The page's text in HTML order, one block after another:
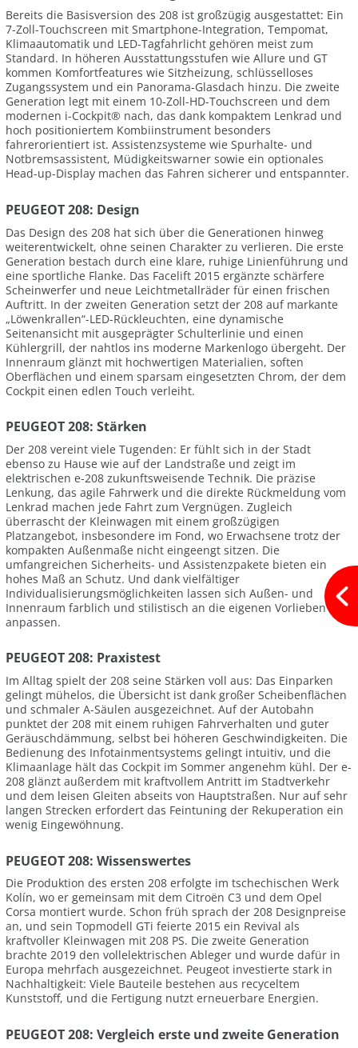
Bereits die Basisversion des 208 ist großzügig ausgestattet: Ein
7-Zoll-Touchscreen mit Smartphone-Integration, Tempomat,
Klimaautomatik und LED-Tagfahrlicht gehören meist zum
Standard. In höheren Ausstattungsstufen wie Allure und GT
kommen Komfortfeatures wie Sitzheizung, schlüsselloses
Zugangssystem und ein Panorama-Glasdach hinzu. Die zweite
Generation legt mit einem 10-Zoll-HD-Touchscreen und dem
modernen i-Cockpit® nach, das dank kompaktem Lenkrad und
hoch positioniertem Kombiinstrument besonders
fahrerorientiert ist. Assistenzsysteme wie Spurhalte- und
Notbremsassistent, Müdigkeitswarner sowie ein optionales
Head-up-Display machen das Fahren sicherer und entspannter.
PEUGEOT 208: Design
Das Design des 208 hat sich über die Generationen hinweg
weiterentwickelt, ohne seinen Charakter zu verlieren. Die erste
Generation bestach durch eine klare, ruhige Linienführung und
eine sportliche Flanke. Das Facelift 2015 ergänzte schärfere
Scheinwerfer und neue Leichtmetallräder für einen frischen
Auftritt. In der zweiten Generation setzt der 208 auf markante
„Löwenkrallen“-LED-Rückleuchten, eine dynamische
Seitenansicht mit ausgeprägter Schulterlinie und einen
Kühlergrill, der nahtlos ins moderne Markenlogo übergeht. Der
Innenraum glänzt mit hochwertigen Materialien, soften
Oberflächen und einem sparsam eingesetzten Chrom, der dem
Cockpit einen edlen Touch verleiht.
PEUGEOT 208: Stärken
Der 208 vereint viele Tugenden: Er fühlt sich in der Stadt
ebenso zu Hause wie auf der Landstraße und zeigt im
elektrischen e-208 zukunftsweisende Technik. Die präzise
Lenkung, das agile Fahrwerk und die direkte Rückmeldung vom
Lenkrad machen jede Fahrt zum Vergnügen. Zugleich
überrascht der Kleinwagen mit einem großzügigen
Platzangebot, insbesondere im Fond, wo Erwachsene trotz der
kompakten Außenmaße nicht eingeengt sitzen. Die
umfangreichen Sicherheits- und Assistenzpakete bieten ein
hohes Maß an Schutz. Und dank vielfältiger
Individualisierungsmöglichkeiten lassen sich Außen- und
Innenraum farblich und stilistisch an die eigenen Vorlieben
anpassen.
PEUGEOT 208: Praxistest
Im Alltag spielt der 208 seine Stärken voll aus: Das Einparken
gelingt mühelos, die Übersicht ist dank großer Scheibenflächen
und schmaler A-Säulen ausgezeichnet. Auf der Autobahn
punktet der 208 mit einem ruhigen Fahrverhalten und guter
Geräuschdämmung, selbst bei höheren Geschwindigkeiten. Die
Bedienung des Infotainmentsystems gelingt intuitiv, und die
Klimaanlage hält das Cockpit im Sommer angenehm kühl. Der e-
208 glänzt außerdem mit kraftvollem Antritt im Stadtverkehr
und dem leisen Gleiten abseits von Hauptstraßen. Nur auf sehr
langen Strecken erfordert das Feintuning der Rekuperation ein
wenig Eingewöhnung.
PEUGEOT 208: Wissenswertes
Die Produktion des ersten 208 erfolgte im tschechischen Werk
Kolín, wo er gemeinsam mit dem Citroën C3 und dem Opel
Corsa montiert wurde. Schon früh sprach der 208 Designpreise
an, und sein Topmodell GTi feierte 2015 ein Revival als
kraftvoller Kleinwagen mit 208 PS. Die zweite Generation
brachte 2019 den vollelektrischen Ableger und wurde dafür in
Europa mehrfach ausgezeichnet. Peugeot investierte stark in
Nachhaltigkeit: Viele Bauteile bestehen aus recyceltem
Kunststoff, und die Fertigung nutzt erneuerbare Energien.
PEUGEOT 208: Vergleich erste und zweite Generation